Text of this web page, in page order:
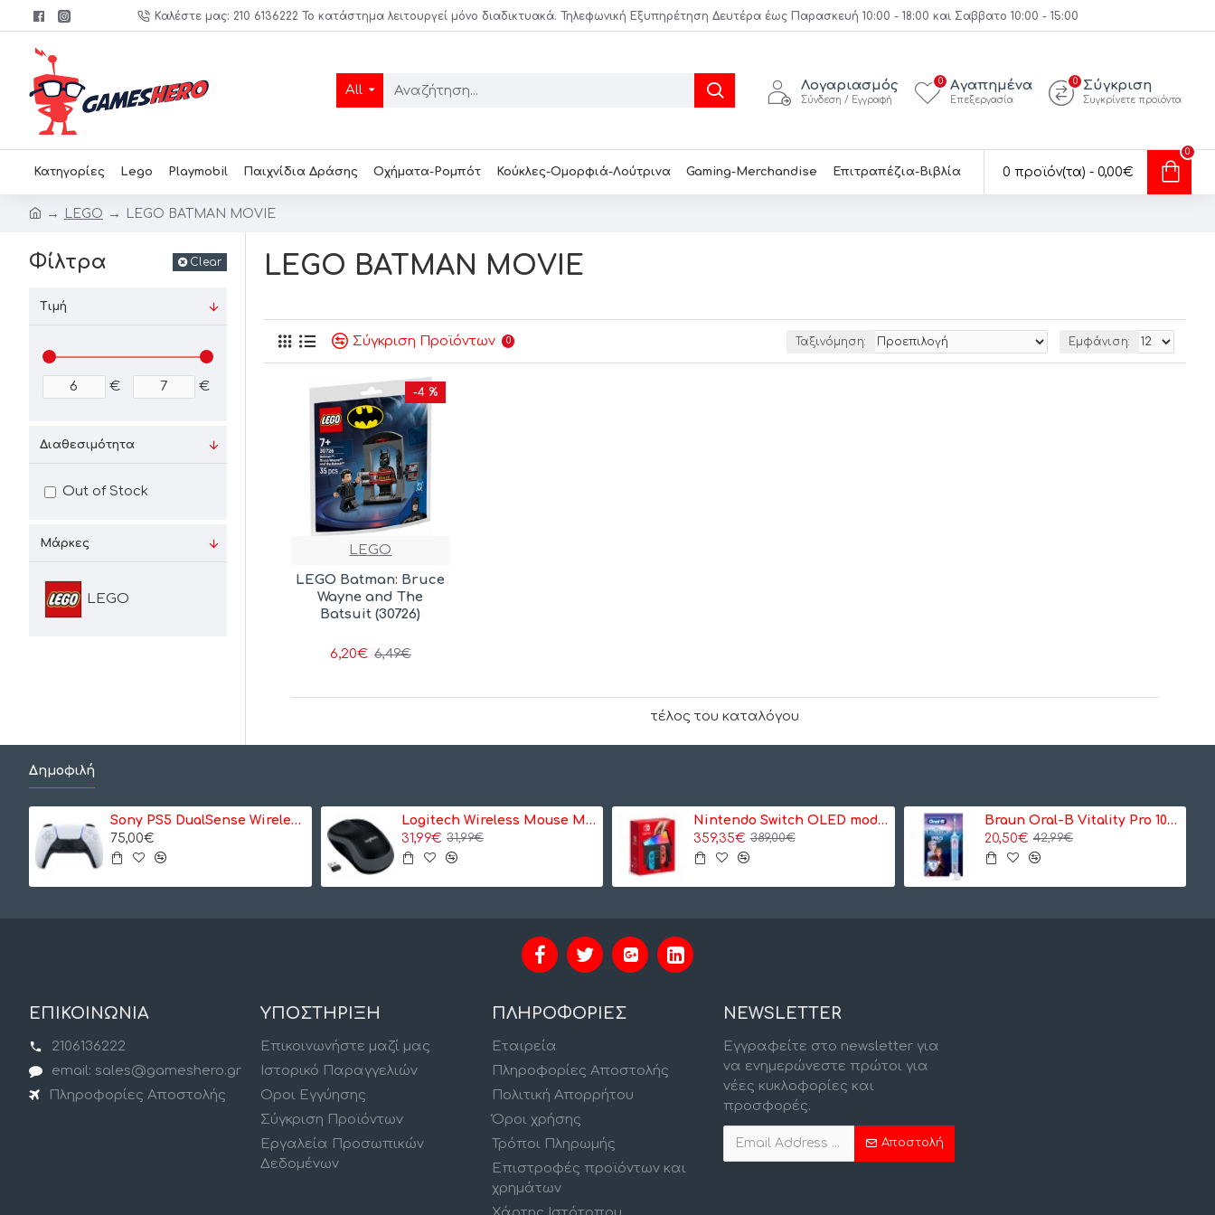
Καλέστε μας: 210 6136222 Το κατάστημα λειτουργεί μόνο διαδικτυακά. Τηλεφωνική Εξυπηρέτηση Δευτέρα έως Παρασκευή 10:00 - 18:00 και Σαββατο 10:00 - 15:00
All Λογαριασμός
Σύνδεση / Εγγραφή
Αγαπημένα
Επεξεργασία
0 Σύγκριση
Συγκρίνετε προϊόντα
0
Κατηγορίες Lego Playmobil Παιχνίδια Δράσης Οχήματα-Ρομπότ Κούκλες-Ομορφιά-Λούτρινα Gaming-Merchandise Επιτραπέζια-Βιβλία 0 προϊόν(τα) - 0,00€
0
LEGO LEGO BATMAN MOVIE
Φίλτρα Clear
Τιμή
€ €
Μάρκες
LEGO
Διαθεσιμότητα
Out of Stock
LEGO BATMAN MOVIE
Σύγκριση Προϊόντων 0 Ταξινόμηση: Εμφάνιση:
-4 %
LEGO
LEGO Batman: Bruce
Wayne and The
Batsuit (30726)
6,20€ 6,49€
τέλος του καταλόγου
Δημοφιλή
Sony PS5 DualSense Wireless Controller- Ασύρματο Χειριστήριο - Λευκό
75,00€
Logitech Wireless Mouse M185, Mouse (grey) (910-002238)
31,99€ 31,99€
Nintendo Switch OLED model Neon Red/Neon Blue - Κονσόλα Nintendo
359,35€ 389,00€
Braun Oral-B Vitality Pro 103 Kids Frozen, ηλεκτρική οδοντόβουρτσα (8006540772409)
20,50€ 42,99€
ΕΠΙΚΟΙΝΩΝΙΑ
2106136222
email: sales@gameshero.gr
Πληροφορίες Αποστολής
ΥΠΟΣΤΗΡΙΞΗ
Επικοινωνήστε μαζί μας
Ιστορικό Παραγγελιών
Οροι Εγγύησης
Σύγκριση Προϊόντων
Εργαλεία Προσωπικών
Δεδομένων
ΠΛΗΡΟΦΟΡΙΕΣ
Εταιρεία
Πληροφορίες Αποστολής
Πολιτική Απορρήτου
Όροι χρήσης
Τρόποι Πληρωμής
Επιστροφές προϊόντων και
χρημάτων
NEWSLETTER
Εγγραφείτε στο newsletter για
να ενημερώνεστε πρώτοι για
νέες κυκλοφορίες και
προσφορές.
Αποστολή